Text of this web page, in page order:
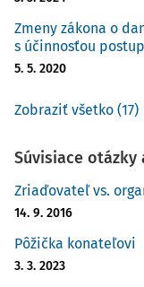
Zmeny zákona o
s účinnosťou
5. 5. 2020
Zobraziť všetko (17)
Súvisiace otázky
Zriaďovateľ vs.
14. 9. 2016
Pôžička konateľovi
3. 3. 2023